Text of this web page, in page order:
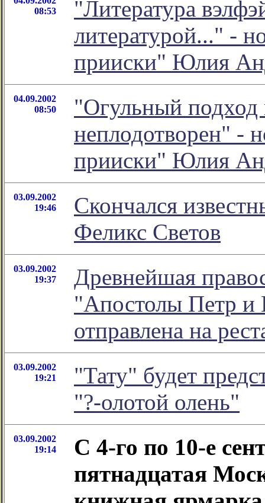
08:53
"Литература
литературой..." -
прииски" Юлия
04.09.2002
08:50
"Огульный подход
неплодотворен" -
прииски" Юлия
03.09.2002
19:46
Скончался
Феликс Светов
03.09.2002
19:37
Древнейшая
"Апостолы Петр и
отправлена на
03.09.2002
19:21
"Тату" будет
"?-олотой олень"
03.09.2002
19:14
С 4-го по 10-е
пятнадцатая